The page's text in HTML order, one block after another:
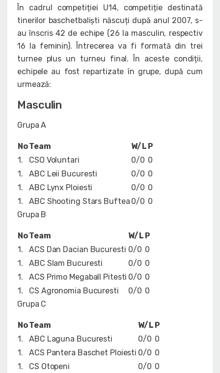
În cadrul competiției U14, competiție destinată
tinerilor baschetbaliști născuți după anul 2007, s-
au înscris 42 de echipe (26 la masculin, respectiv
16 la feminin). Întrecerea va fi formată din trei
turnee plus un turneu final. În aceste condiții,
echipele au fost repartizate în grupe, după cum
urmează:
Masculin
Grupa A
NoTeam W/L P
1.
CSO Voluntari 0/0 0
1.
ABC Leii Bucuresti 0/0 0
1.
ABC Lynx Ploiesti 0/0 0
1.
ABC Shooting Stars Buftea 0/0 0
Grupa B
NoTeam W/L P
1.
ACS Dan Dacian Bucuresti 0/0 0
1.
ABC Slam Bucuresti 0/0 0
1.
ACS Primo Megaball Pitesti 0/0 0
1.
CS Agronomia Bucuresti 0/0 0
Grupa C
NoTeam W/L P
1.
ABC Laguna Bucuresti 0/0 0
1.
ACS Pantera Baschet Ploiesti 0/0 0
1.
CS Otopeni 0/0 0